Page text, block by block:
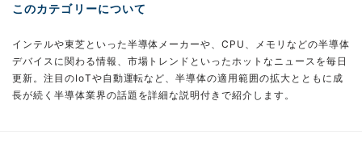
このカテゴリーについて
インテルや東芝といった半導体メーカーや、CPU、メモリなどの半導体
デバイスに関わる情報、市場トレンドといったホットなニュースを毎日
更新。注目のIoTや自動運転など、半導体の適用範囲の拡大とともに成
長が続く半導体業界の話題を詳細な説明付きで紹介します。